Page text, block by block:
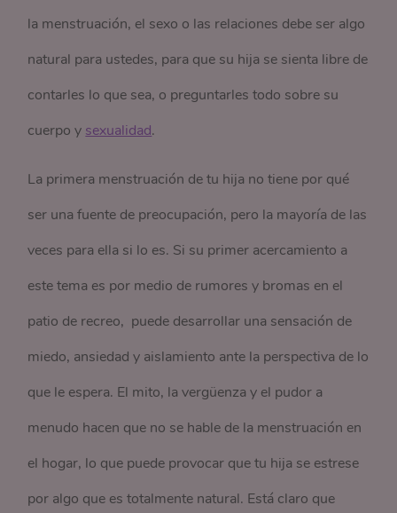
la menstruación, el sexo o las relaciones debe ser algo
natural para ustedes, para que su hija se sienta libre de
contarles lo que sea, o preguntarles todo sobre su
cuerpo y sexualidad.
La primera menstruación de tu hija no tiene por qué
ser una fuente de preocupación, pero la mayoría de las
veces para ella si lo es. Si su primer acercamiento a
este tema es por medio de rumores y bromas en el
patio de recreo, puede desarrollar una sensación de
miedo, ansiedad y aislamiento ante la perspectiva de lo
que le espera. El mito, la vergüenza y el pudor a
menudo hacen que no se hable de la menstruación en
el hogar, lo que puede provocar que tu hija se estrese
por algo que es totalmente natural. Está claro que